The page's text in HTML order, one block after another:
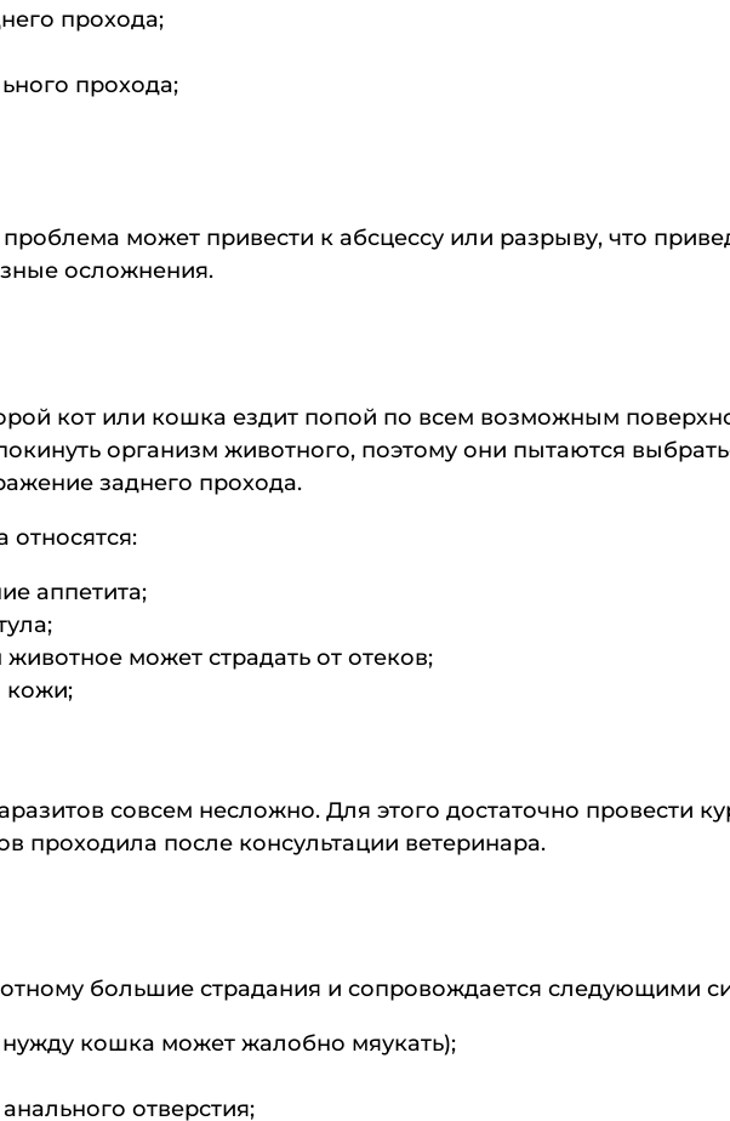
прохода;
прохода;
может привести к абсцессу или разрыву, что
осложнения.
кот или кошка ездит попой по всем возможным
организм животного, поэтому они пытаются
заднего прохода.
аппетита;
может страдать от отеков;
кожи;
совсем несложно. Для этого достаточно провести
проходила после консультации ветеринара.
большие страдания и сопровождается следующими
кошка может жалобно мяукать);
отверстия;